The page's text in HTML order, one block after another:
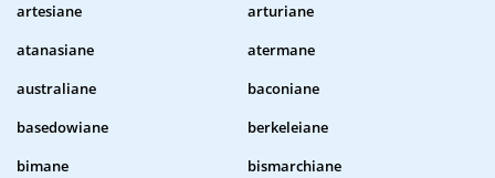
artesiane
arturiane
atanasiane
atermane
australiane
baconiane
basedowiane
berkeleiane
bimane
bismarchiane